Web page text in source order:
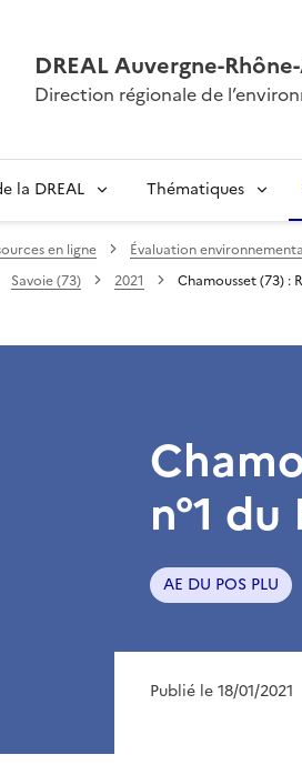
DREAL Auvergne-
Direction régionale de
la DREAL Thématiques
en ligne Évaluation
Savoie (73) 2021 Chamousset (73) :
n°1 du
AE DU POS PLU
Publié le 18/01/2021